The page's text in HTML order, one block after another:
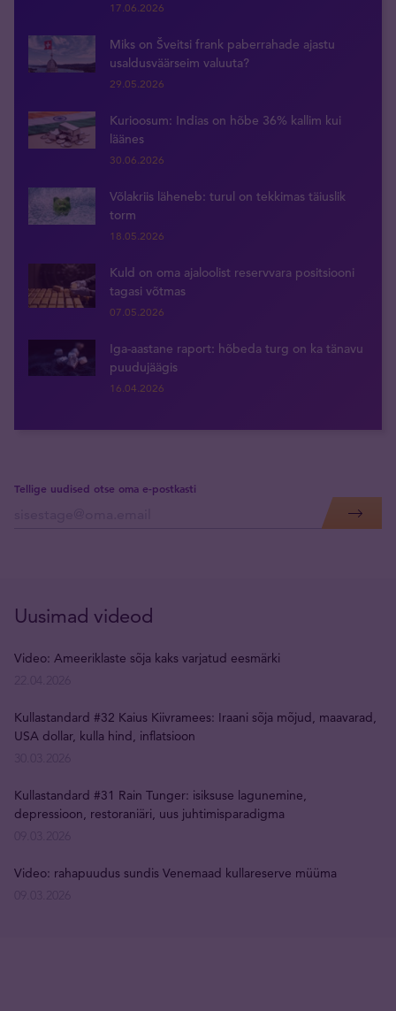
17.06.2026
Miks on Šveitsi frank paberrahade ajastu
usaldusväärseim valuuta?
29.05.2026
Kurioosum: Indias on hõbe 36% kallim kui
läänes
30.06.2026
Võlakriis läheneb: turul on tekkimas täiuslik
torm
18.05.2026
Kuld on oma ajaloolist reservvara positsiooni
tagasi võtmas
07.05.2026
Iga-aastane raport: hõbeda turg on ka tänavu
puudujäägis
16.04.2026
Tellige uudised otse oma e-postkasti
Uusimad videod
Video: Ameeriklaste sõja kaks varjatud eesmärki
Kullastandard #32 Kaius Kiivramees: Iraani sõja mõjud, maavarad,
USA dollar, kulla hind, inflatsioon
Kullastandard #31 Rain Tunger: isiksuse lagunemine,
depressioon, restoraniäri, uus juhtimisparadigma
Video: rahapuudus sundis Venemaad kullareserve müüma